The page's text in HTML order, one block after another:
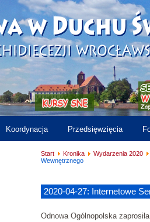
Koordynacja Przedsięwzięcia
Start Kronika Wydarzenia 2020
Wewnętrznego
2020-04-27: Internetowe
Odnowa Ogólnopolska